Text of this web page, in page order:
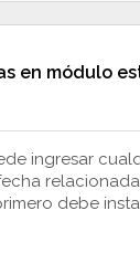
en módulo
ingresar
debe